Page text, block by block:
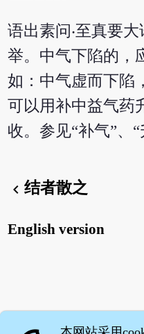
语出素问‧至真要
举。中气下陷的，
如：中气虚而下陷
可以用补中益气药
收。参见“补气”、“
chevron_left结者散之
English version